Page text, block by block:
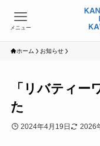
メニュー
ホーム お知らせ
「リバティー
た
2024年4月19日 2026